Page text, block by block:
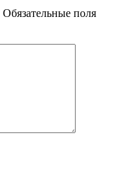
Обязательные поля